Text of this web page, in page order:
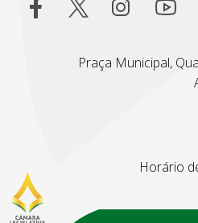
Praça Municipal,
Horário